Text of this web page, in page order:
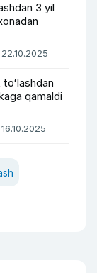
3 yil
qamaldi